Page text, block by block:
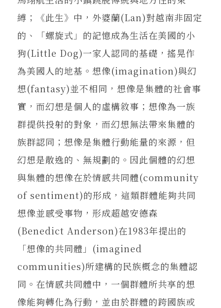
縛；《此生》中，外婆蘭(Lan)對越南非固定
的、「螺旋式」的記憶成為生活在美國的小
狗(Little Dog)一家人認同的基礎，搖晃作
為美國人的地基。想像(imagination)與幻
想(fantasy)並不相同，想像是集體的社會事
實，而幻想是個人的虛構敘事；想像為一族
群提供投射的對象，而幻想無法帶來集體的
族群認同；想像是集體行動能量的來源，但
幻想是散逸的、無規劃的。因此個體的幻想
與集體的想像在於情感共同體(community
of sentiment)的形成，這類群體能夠共同
想像並感受事物，形成超越安德森
(Benedict Anderson)在1983年提出的
「想像的共同體」(imagined
communities)所建構的民族概念的集體認
同。在情感共同體中，一個群體所共享的想
像能夠轉化為行動，並由於群體的跨國族或